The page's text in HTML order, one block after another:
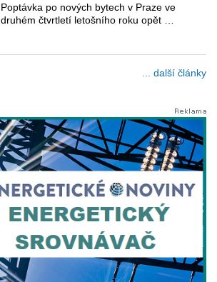
Poptávka po nových bytech v Praze ve
druhém čtvrtletí letošního roku opět …
... další články